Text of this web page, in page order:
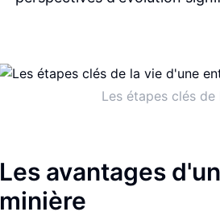
Les étapes clés
Les avantages
minière